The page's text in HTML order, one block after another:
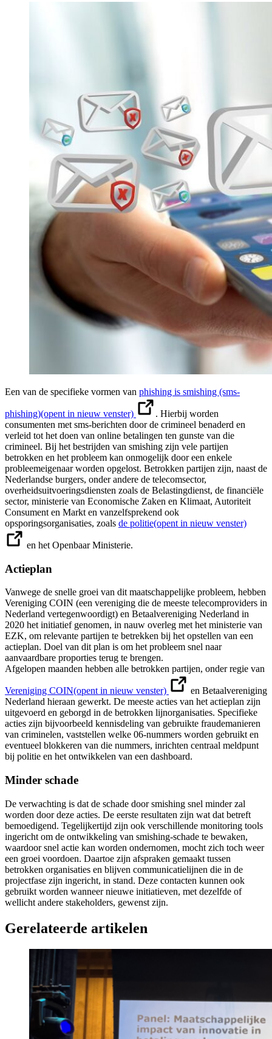
Een van de specifieke vormen van phishing is smishing (sms-
phishing)(opent in nieuw venster)
. Hierbij worden
consumenten met sms-berichten door de crimineel benaderd en
verleid tot het doen van online betalingen ten gunste van die
crimineel. Bij het bestrijden van smishing zijn vele partijen
betrokken en het probleem kan onmogelijk door een enkele
probleemeigenaar worden opgelost. Betrokken partijen zijn, naast de
Nederlandse burgers, onder andere de telecomsector,
overheidsuitvoeringsdiensten zoals de Belastingdienst, de financiële
sector, ministerie van Economische Zaken en Klimaat, Autoriteit
Consument en Markt en vanzelfsprekend ook
opsporingsorganisaties, zoals de politie(opent in nieuw venster)
en het Openbaar Ministerie.
Actieplan
Vanwege de snelle groei van dit maatschappelijke probleem, hebben
Vereniging COIN (een vereniging die de meeste telecomproviders in
Nederland vertegenwoordigt) en Betaalvereniging Nederland in
2020 het initiatief genomen, in nauw overleg met het ministerie van
EZK, om relevante partijen te betrekken bij het opstellen van een
actieplan. Doel van dit plan is om het probleem snel naar
aanvaardbare proporties terug te brengen.
Afgelopen maanden hebben alle betrokken partijen, onder regie van
Vereniging COIN(opent in nieuw venster)
en Betaalvereniging
Nederland hieraan gewerkt. De meeste acties van het actieplan zijn
uitgevoerd en geborgd in de betrokken lijnorganisaties. Specifieke
acties zijn bijvoorbeeld kennisdeling van gebruikte fraudemanieren
van criminelen, vaststellen welke 06-nummers worden gebruikt en
eventueel blokkeren van die nummers, inrichten centraal meldpunt
bij politie en het ontwikkelen van een dashboard.
Minder schade
De verwachting is dat de schade door smishing snel minder zal
worden door deze acties. De eerste resultaten zijn wat dat betreft
bemoedigend. Tegelijkertijd zijn ook verschillende monitoring tools
ingericht om de ontwikkeling van smishing-schade te bewaken,
waardoor snel actie kan worden ondernomen, mocht zich toch weer
een groei voordoen. Daartoe zijn afspraken gemaakt tussen
betrokken organisaties en blijven communicatielijnen die in de
projectfase zijn ingericht, in stand. Deze contacten kunnen ook
gebruikt worden wanneer nieuwe initiatieven, met dezelfde of
wellicht andere stakeholders, gewenst zijn.
Gerelateerde artikelen